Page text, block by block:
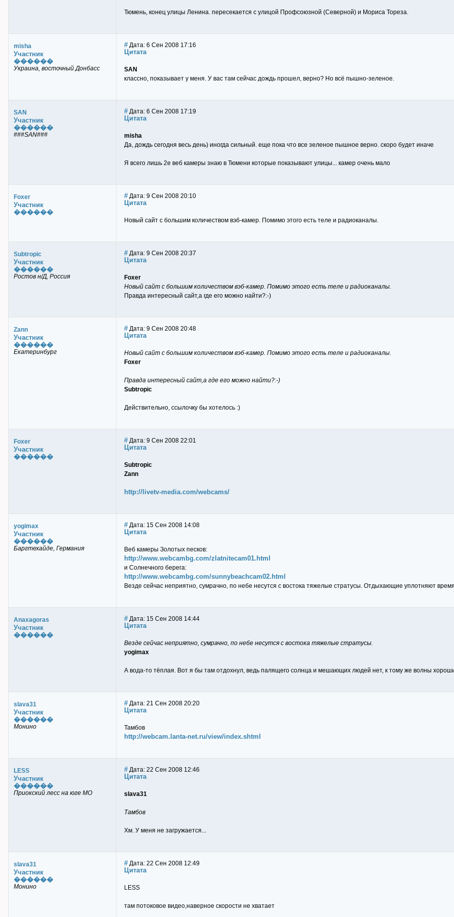
Тюмень, конец улицы Ленина. пересекается с улицой Профсоюзной (Северной) и Мориса Тореза.
misha
Участник
������
Украина, восточный Донбасс
# Дата: 6 Сен 2008 17:16
Цитата
SAN
классно, показывает у меня. У вас там сейчас дождь прошел, верно? Но всё пышно-зеленое.
SAN
Участник
������
###SAN###
# Дата: 6 Сен 2008 17:19
Цитата
misha
Да, дождь сегодня весь день) иногда сильный. еще пока что все зеленое пышное верно. скоро будет иначе
Я всего лишь 2е веб камеры знаю в Тюмени которые показывают улицы... камер очень мало
Foxer
Участник
������
# Дата: 9 Сен 2008 20:10
Цитата
Новый сайт с большим количеством вэб-камер. Помимо этого есть теле и радиоканалы.
Subtropic
Участник
������
Ростов н/Д, Россия
# Дата: 9 Сен 2008 20:37
Цитата
Foxer
Новый сайт с большим количеством вэб-камер. Помимо этого есть теле и радиоканалы.
Правда интересный сайт,а где его можно найти?:-)
Zann
Участник
������
Екатеринбург
# Дата: 9 Сен 2008 20:48
Цитата
Новый сайт с большим количеством вэб-камер. Помимо этого есть теле и радиоканалы.
Foxer
Правда интересный сайт,а где его можно найти?:-)
Subtropic
Действительно, ссылочку бы хотелось :)
Foxer
Участник
������
# Дата: 9 Сен 2008 22:01
Цитата
Subtropic
Zann
http://livetv-media.com/webcams/
yogimax
Участник
������
Баргтехайде, Германия
# Дата: 15 Сен 2008 14:08
Цитата
Веб камеры Золотых песков:
http://www.webcambg.com/zlatnitecam01.html
и Солнечного берега:
http://www.webcambg.com/sunnybeachcam02.html
Везде сейчас неприятно, сумрачно, по небе несутся с востока тяжелые стратусы. Отдыхающие уплотняют
Anaxagoras
Участник
������
# Дата: 15 Сен 2008 14:44
Цитата
Везде сейчас неприятно, сумрачно, по небе несутся с востока тяжелые стратусы.
yogimax
А вода-то тёплая. Вот я бы там отдохнул, ведь палящего солнца и мешающих людей нет, к тому же волны
slava31
Участник
������
Монино
# Дата: 21 Сен 2008 20:20
Цитата
Тамбов
http://webcam.lanta-net.ru/view/index.shtml
LESS
Участник
������
Приокский лесс на юге МО
# Дата: 22 Сен 2008 12:46
Цитата
slava31
Тамбов
Хм. У меня не загружается...
slava31
Участник
������
Монино
# Дата: 22 Сен 2008 12:49
Цитата
LESS
там потоковое видео,наверное скорости не хватает